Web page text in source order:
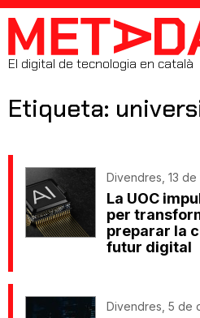
MetaData
El digital de tecnologia en català
Etiqueta:
Divendres, 13
La UOC
per
preparar la
futur digital
Divendres, 5 de